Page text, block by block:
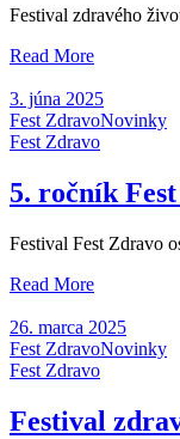
Blog List
Festival zdravého
Read More
3. júna 2025
Fest ZdravoNovinky
Fest Zdravo
5. ročník
Festival Fest Zdravo
Read More
26. marca 2025
Fest ZdravoNovinky
Fest Zdravo
Festival